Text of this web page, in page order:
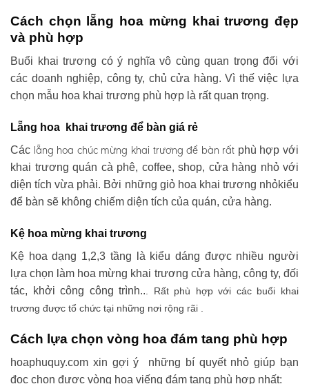
Cách chọn lẵng hoa mừng khai trương đẹp
và phù hợp
Buổi khai trương có ý nghĩa vô cùng quan trọng đối với
các doanh nghiệp, công ty, chủ cửa hàng. Vì thế việc lựa
chọn mẫu hoa khai trương phù hợp là rất quan trọng.
Lẵng hoa khai trương để bàn giá rẻ
Các lẵng hoa chúc mừng khai trương để bàn rất phù hợp với
khai trương quán cà phê, coffee, shop, cửa hàng nhỏ với
diện tích vừa phải. Bởi những giỏ hoa khai trương nhỏkiểu
để bàn sẽ không chiếm diện tích của quán, cửa hàng.
Kệ hoa mừng khai trương
Kệ hoa dạng 1,2,3 tầng là kiểu dáng được nhiều người
lựa chọn làm hoa mừng khai trương cửa hàng, công ty, đối
tác, khởi công công trình.. . Rất phù hợp với các buổi khai
trương được tổ chức tại những nơi rộng rãi .
Cách lựa chọn vòng hoa đám tang phù hợp
hoaphuquy.com xin gợi ý những bí quyết nhỏ giúp bạn
đọc chọn được vòng hoa viếng đám tang phù hợp nhất: